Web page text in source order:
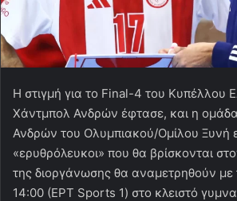
Η στιγμή για το Final-4 του Κυπέλλου
Χάντμπολ Ανδρών έφτασε, και η
Ανδρών του Ολυμπιακού/Ομίλου Ξυνή
«ερυθρόλευκοι» που θα βρίσκονται
της διοργάνωσης θα αναμετρηθούν με
14:00 (EPT Sports 1) στο κλειστό